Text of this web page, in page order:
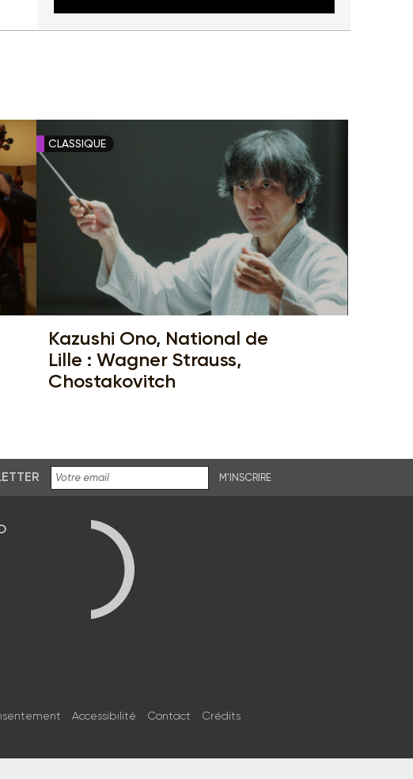
CLASSIQUE
Kazushi Ono, National de
Lille : Wagner Strauss,
Chostakovitch
M'INSCRIRE
Accessibilité Contact Crédits